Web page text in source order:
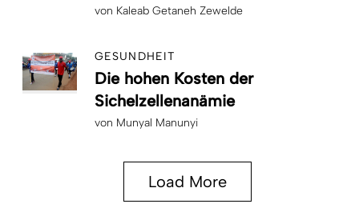
von Kaleab Getaneh Zewelde
GESUNDHEIT
Die hohen Kosten der
Sichelzellenanämie
von Munyal Manunyi
Load More